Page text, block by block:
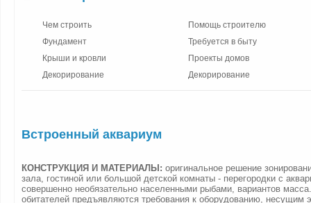
Чем строить
Фундамент
Крыши и кровли
Декорирование
Помощь строителю
Требуется в быту
Проекты домов
Декорирование
Встроенный аквариум
КОНСТРУКЦИЯ И МАТЕРИАЛЫ: оригинальное решение
зала, гостиной или большой детской комнаты - перегородки с
совершенно необязательно населенными рыбами, вариантов
обитателей предъявляются требования к оборудованию, несущим